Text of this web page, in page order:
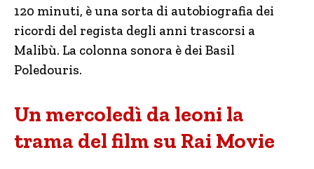
120 minuti, è una sorta di autobiografia dei
ricordi del regista degli anni trascorsi a
Malibù. La colonna sonora è dei Basil
Poledouris.
Un mercoledì da leoni la
trama del film su Rai Movie